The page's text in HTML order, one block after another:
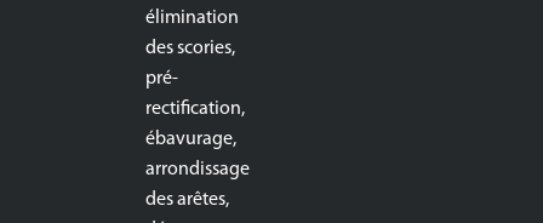
élimination
des scories,
pré-
rectification,
ébavurage,
arrondissage
des arêtes,